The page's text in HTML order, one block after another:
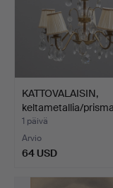
KATTOVALAISIN,
keltametallia/
1900…
1 päivä
Arvio
64 USD